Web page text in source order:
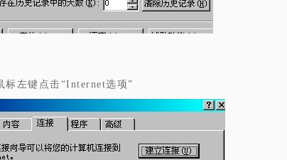
标左键点击“Internet选项”